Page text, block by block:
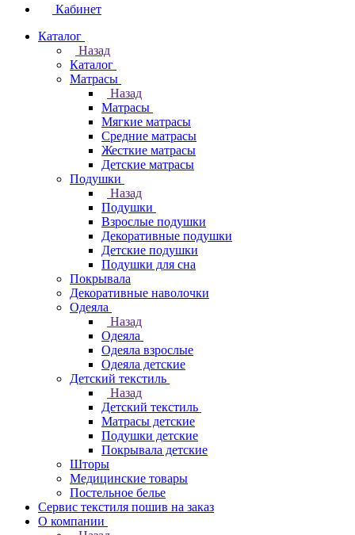
Кабинет
Каталог
Назад
Каталог
Матрасы
Назад
Матрасы
Мягкие матрасы
Средние матрасы
Жесткие матрасы
Детские матрасы
Подушки
Назад
Подушки
Взрослые подушки
Декоративные подушки
Детские подушки
Подушки для сна
Покрывала
Декоративные наволочки
Одеяла
Назад
Одеяла
Одеяла взрослые
Одеяла детские
Детский текстиль
Назад
Детский текстиль
Матрасы детские
Подушки детские
Покрывала детские
Шторы
Медицинские товары
Постельное белье
Сервис текстиля пошив на заказ
О компании